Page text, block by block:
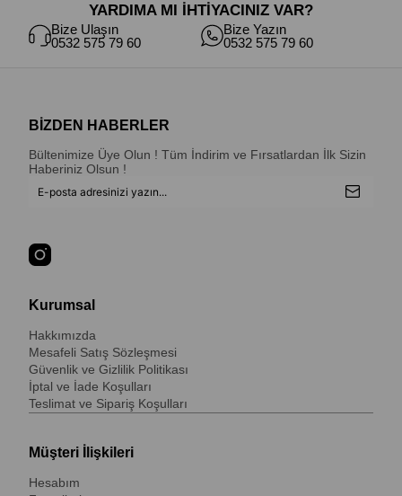
YARDIMA MI İHTİYACINIZ VAR?
Bize Ulaşın
0532 575 79 60
Bize Yazın
0532 575 79 60
BİZDEN HABERLER
Bültenimize Üye Olun ! Tüm İndirim ve Fırsatlardan İlk Sizin
Haberiniz Olsun !
Kurumsal
Hakkımızda
Mesafeli Satış Sözleşmesi
Güvenlik ve Gizlilik Politikası
İptal ve İade Koşulları
Teslimat ve Sipariş Koşulları
Müşteri İlişkileri
Hesabım